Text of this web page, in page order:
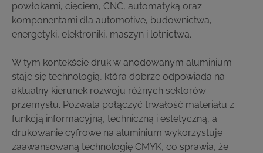
powłokami, cięciem, CNC, automatyką oraz
komponentami dla automotive, budownictwa,
energetyki, elektroniki, maszyn i lotnictwa.
W tym kontekście druk w anodowanym aluminium
staje się technologią, która dobrze odpowiada na
aktualny kierunek rozwoju różnych sektorów
przemysłu. Pozwala połączyć trwałość materiału z
funkcją informacyjną, techniczną i estetyczną, a
drukowanie cyfrowe na aluminium wykorzystuje
zaawansowaną technologię CMYK, co sprawia, że